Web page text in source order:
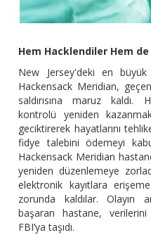
Hem Hacklendiler Hem de
New Jersey'deki en
Hackensack Meridian,
saldırısına maruz kaldı.
kontrolü yeniden
geciktirerek hayatlarını
fidye talebini ödemeyi
Hackensack Meridian
yeniden düzenlemeye
elektronik kayıtlara
zorunda kaldılar. Olayın
başaran hastane,
FBI’ya taşıdı.